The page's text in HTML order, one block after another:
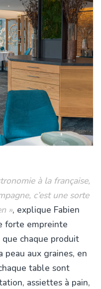
à la française,
c’est une sorte
», explique Fabien
forte empreinte
chaque produit
aux graines, en
table sont
assiettes à pain,